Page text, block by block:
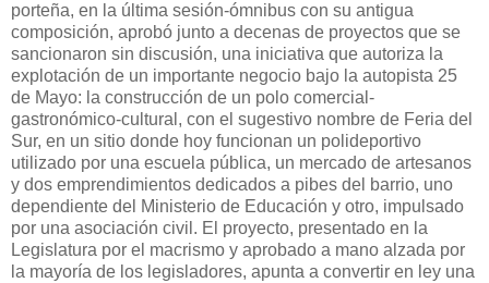
porteña, en la última sesión-ómnibus con su antigua
composición, aprobó junto a decenas de proyectos que se
sancionaron sin discusión, una iniciativa que autoriza la
explotación de un importante negocio bajo la autopista 25
de Mayo: la construcción de un polo comercial-
gastronómico-cultural, con el sugestivo nombre de Feria del
Sur, en un sitio donde hoy funcionan un polideportivo
utilizado por una escuela pública, un mercado de artesanos
y dos emprendimientos dedicados a pibes del barrio, uno
dependiente del Ministerio de Educación y otro, impulsado
por una asociación civil. El proyecto, presentado en la
Legislatura por el macrismo y aprobado a mano alzada por
la mayoría de los legisladores, apunta a convertir en ley una